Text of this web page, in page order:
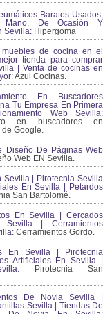
Baratos Usados,
Mano, De Ocasión Y
Sevilla: Hipergoma
de cocina en el
tienda para comprar
| Venta de cocinas en
Azul Cocinas.
En Buscadores
Tu Empresa En Primera
Web Sevilla:
en buscadores en
Google.
Diseño De Páginas Web
Web EN Sevilla.
Sevilla | Pirotecnia Sevilla
En Sevilla | Petardos
San Bartolomé.
En Sevilla | Cercados
Sevilla | Cerramientos
Cerramientos Gordo.
En Sevilla | Pirotecnia
Artificiales En Sevilla |
Pirotecnia San
De Novia Sevilla |
Sevilla | Tiendas De